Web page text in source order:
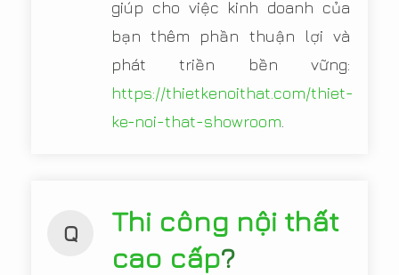
giúp cho việc kinh doanh của
bạn thêm phần thuận lợi và
phát triền bền vững:
https://thietkenoithat.com/thiet-
ke-noi-that-showroom
Q
Thi công nội thất
cao cấp?